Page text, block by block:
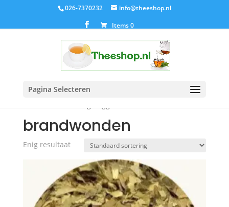
026-7370232
info@theeshop.nl
Items 0
Pagina Selecteren
brandwonden
Enig resultaat